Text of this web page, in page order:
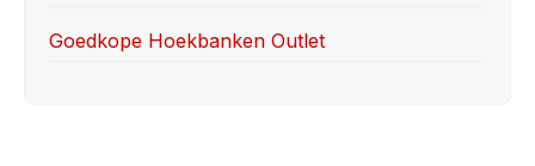
Goedkope Hoekbanken Outlet